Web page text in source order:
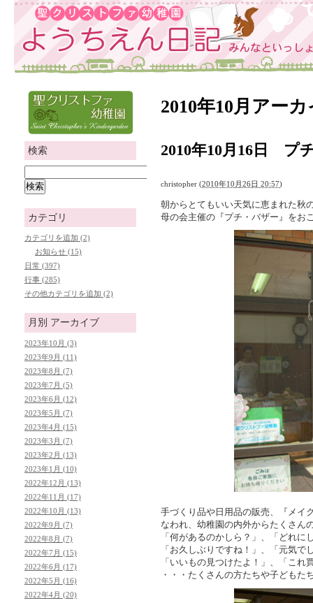
2010年10月アー
2010年10月16日 プ
christopher (2010年10月26日 20:57)
朝からとてもいい天気に恵まれた秋
母の会主催の『プチ・バザー』をお
手づくり品や日用品の販売、『メイ
なわれ、幼稚園の内外からたくさん
「何があるのかしら？」、「どれ
「お久しぶりですね！」、「元気
「いいもの見つけたよ！」、「こ
・・・たくさんの方たちや子どもた
検索
カテゴリ
カテゴリを追加 (2)
お知らせ (15)
日常 (397)
行事 (285)
その他カテゴリを追加 (2)
月別 アーカイブ
2023年10月 (3)
2023年9月 (11)
2023年8月 (7)
2023年7月 (5)
2023年6月 (12)
2023年5月 (7)
2023年4月 (15)
2023年3月 (7)
2023年2月 (13)
2023年1月 (10)
2022年12月 (13)
2022年11月 (17)
2022年10月 (13)
2022年9月 (7)
2022年8月 (7)
2022年7月 (15)
2022年6月 (17)
2022年5月 (16)
2022年4月 (20)